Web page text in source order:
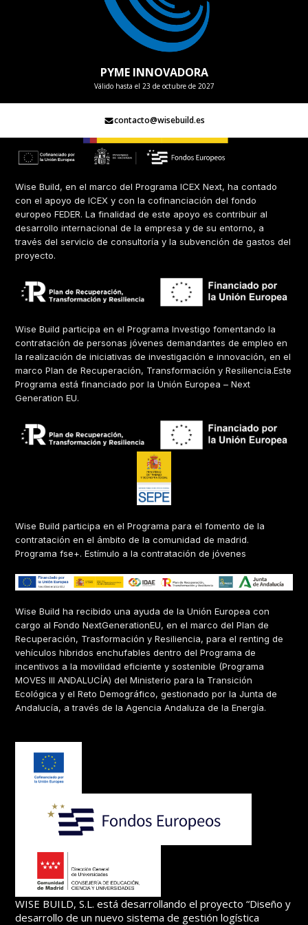
Wise Build, en el marco del Programa ICEX Next, ha contado
con el apoyo de ICEX y con la cofinanciación del fondo
europeo FEDER. La finalidad de este apoyo es contribuir al
desarrollo internacional de la empresa y de su entorno, a
través del servicio de consultoría y la subvención de gastos del
proyecto.
Wise Build participa en el Programa Investigo fomentando la
contratación de personas jóvenes demandantes de empleo en
la realización de iniciativas de investigación e innovación, en el
marco Plan de Recuperación, Transformación y Resiliencia.Este
Programa está financiado por la Unión Europea – Next
Generation EU.
Wise Build participa en el Programa para el fomento de la
contratación en el ámbito de la comunidad de madrid.
Programa fse+. Estímulo a la contratación de jóvenes
Wise Build ha recibido una ayuda de la Unión Europea con
cargo al Fondo NextGenerationEU, en el marco del Plan de
Recuperación, Trasformación y Resiliencia, para el renting de
vehículos híbridos enchufables dentro del Programa de
incentivos a la movilidad eficiente y sostenible (Programa
MOVES III ANDALUCÍA) del Ministerio para la Transición
Ecológica y el Reto Demográfico, gestionado por la Junta de
Andalucía, a través de la Agencia Andaluza de la Energía.
WISE BUILD, S.L. está desarrollando el proyecto “Diseño y
desarrollo de un nuevo sistema de gestión logística
PYME INNOVADORA
Válido hasta el 23 de octubre de 2027
contacto@wisebuild.es